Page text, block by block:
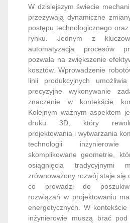
W dzisiejszym świecie
przeżywają dynamiczne
postępu technologicznego
rynku. Jednym z
automatyzacja procesów
pozwala na zwiększenie
kosztów. Wprowadzenie
linii produkcyjnych
precyzyjne wykonywanie
znaczenie w kontekście
Kolejnym ważnym aspektem
druku 3D, który
projektowania i wytwarzania
technologii
skomplikowane geometrie,
osiągnięcia tradycyjnymi
zrównoważony rozwój staje się
co prowadzi do
rozwiązań w projektowaniu
energetycznych. W kontekście
inżynierowie muszą brać